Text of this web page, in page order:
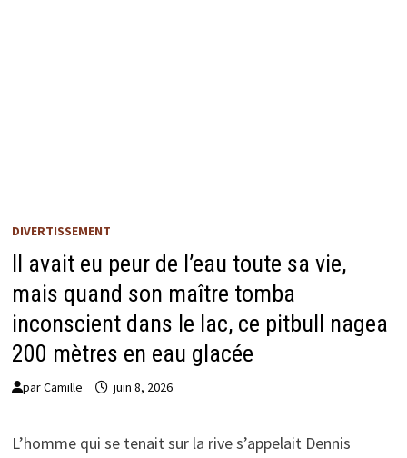
DIVERTISSEMENT
Il avait eu peur de l’eau toute sa vie,
mais quand son maître tomba
inconscient dans le lac, ce pitbull nagea
200 mètres en eau glacée
parCamille juin 8, 2026
L’homme qui se tenait sur la rive s’appelait Dennis